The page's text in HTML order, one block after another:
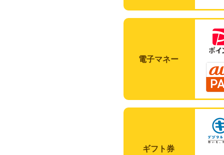
電子マネー
ギフト券